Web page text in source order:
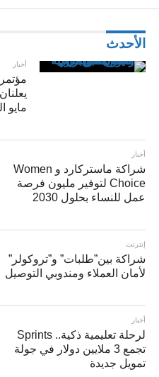
الأحدث
أخبار
مايو
أخبار
شراكة ماستركارد و Women
Choice لتوفير مليون فرصة
عمل للنساء بحلول 2030
إنترنت
شراكة بين”طلبات” و”تروكولر”
لأمان العملاء ومندوبي التوصيل
أخبار
لرحلة تعليمية ذكية.. Sprints
تجمع 3 ملايين دولار في جولة
تمويل جديدة